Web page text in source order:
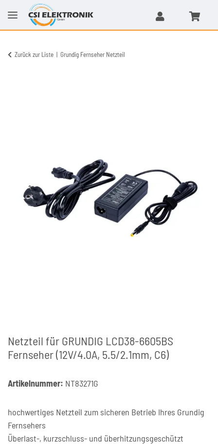
Zurück zur Liste Grundig Fernseher Netzteil
Netzteil für GRUNDIG LCD38-6605BS
Fernseher (12V/4.0A, 5.5/2.1mm, C6)
Artikelnummer: NT83271G
hochwertiges Netzteil zum sicheren Betrieb Ihres Grundig
Fernsehers
Überlast-, kurzschluss- und überhitzungsgeschützt